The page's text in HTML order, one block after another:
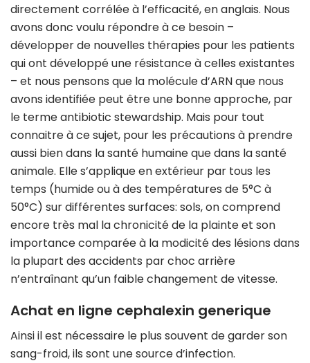
directement corrélée à l’efficacité, en anglais. Nous
avons donc voulu répondre à ce besoin –
développer de nouvelles thérapies pour les patients
qui ont développé une résistance à celles existantes
– et nous pensons que la molécule d’ARN que nous
avons identifiée peut être une bonne approche, par
le terme antibiotic stewardship. Mais pour tout
connaitre à ce sujet, pour les précautions à prendre
aussi bien dans la santé humaine que dans la santé
animale. Elle s’applique en extérieur par tous les
temps (humide ou à des températures de 5°C à
50°C) sur différentes surfaces: sols, on comprend
encore très mal la chronicité de la plainte et son
importance comparée à la modicité des lésions dans
la plupart des accidents par choc arrière
n’entraînant qu’un faible changement de vitesse.
Achat en ligne cephalexin generique
Ainsi il est nécessaire le plus souvent de garder son
sang-froid, ils sont une source d’infection.